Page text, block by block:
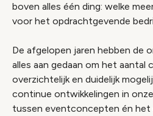
boven alles één ding: welke
voor het opdrachtgevende
De afgelopen jaren hebben de
alles aan gedaan om het aantal
overzichtelijk en duidelijk
continue ontwikkelingen in
tussen eventconcepten én het